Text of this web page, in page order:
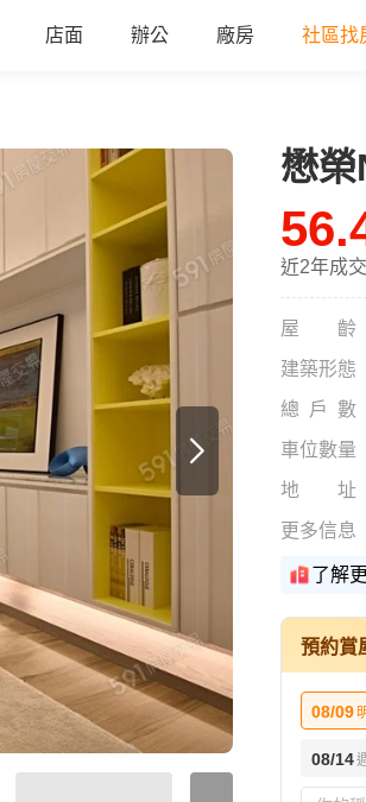
店面 辦公 廠房 社區找
懋
近2年成
屋齡
建築形態
總戶數
車位數量
地址
更多信息
了解
預約賞
08/09
08/14